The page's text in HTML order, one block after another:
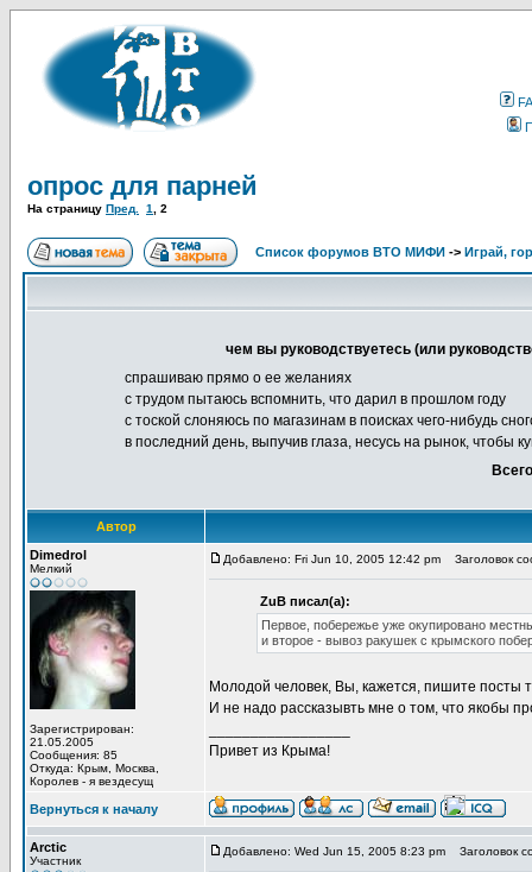
опрос для парней
На страницу Пред. 1 2
Список форумов ВТО МИФИ -> Играй,
чем вы руководствуетесь (или
спрашиваю прямо о ее желаниях
с трудом пытаюсь вспомнить, что дарил в прошлом году
с тоской слоняюсь по магазинам в поисках чего-нибудь
в последний день, выпучив глаза, несусь на рынок, чтобы
Автор
Dimedrol
Мелкий
Зарегистрирован:
21.05.2005
Сообщения: 85
Откуда: Крым, Москва,
Королев - я вездесущ
Добавлено: Fri Jun 10, 2005 12:42 pm Заголовок
ZuB писал(а):
Первое, побережье уже окупировано
и второе - вывоз ракушек с крымского
Молодой человек, Вы, кажется, пишите посты
И не надо рассказывть мне о том, что якобы
Привет из Крыма!
Вернуться к началу
Arctic
Участник
Добавлено: Wed Jun 15, 2005 8:23 pm Заголовок